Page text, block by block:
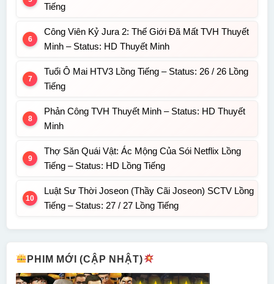
Tiếng
Công Viên Kỷ Jura 2: Thế Giới Đã Mất TVH Thuyết
Minh – Status: HD Thuyết Minh
Tuổi Ô Mai HTV3 Lồng Tiếng – Status: 26 / 26 Lồng
Tiếng
Phản Công TVH Thuyết Minh – Status: HD Thuyết
Minh
Thợ Săn Quái Vật: Ác Mộng Của Sói Netflix Lồng
Tiếng – Status: HD Lồng Tiếng
Luật Sư Thời Joseon (Thầy Cãi Joseon) SCTV Lồng
Tiếng – Status: 27 / 27 Lồng Tiếng
PHIM MỚI (CẬP NHẬT)